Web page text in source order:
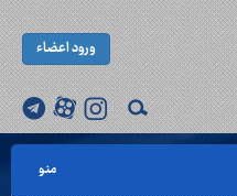
ورود اعضاء
منو